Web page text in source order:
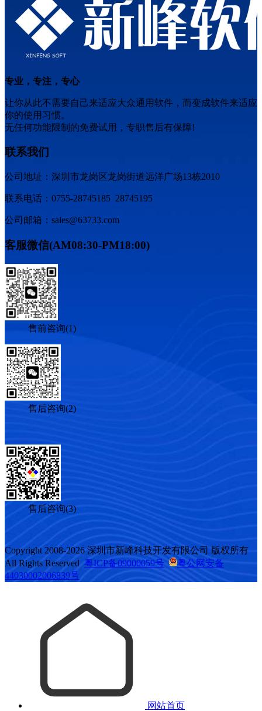
专业，专注，专心
让你从此不需要自己来适应大众通用软件，而变成软件来适应
你的使用习惯。
无任何功能限制的免费试用，专职售后有保障!
联系我们
公司地址：深圳市龙岗区龙岗街道远洋广场13栋2010
联系电话：0755-28745185 28745195
公司邮箱：sales@63733.com
客服微信(AM08:30-PM18:00)
售前咨询(1)
售后咨询(2)
售后咨询(3)
Copyright 2008-2026 深圳市新峰科技开发有限公司 版权所有
All Rights Reserved 粤ICP备09000059号
粤公网安备
44030002006839号
网站首页